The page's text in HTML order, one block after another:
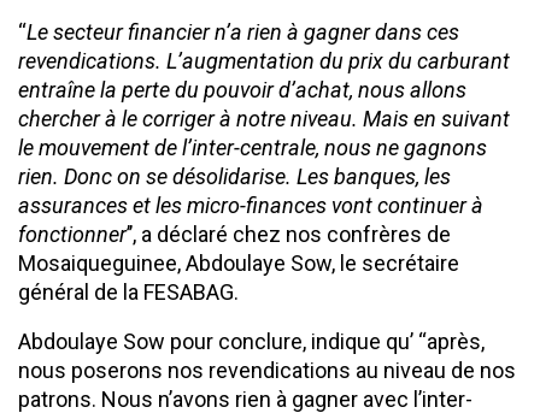
‘‘Le secteur financier n’a rien à gagner dans ces
revendications. L’augmentation du prix du carburant
entraîne la perte du pouvoir d’achat, nous allons
chercher à le corriger à notre niveau. Mais en suivant
le mouvement de l’inter-centrale, nous ne gagnons
rien. Donc on se désolidarise. Les banques, les
assurances et les micro-finances vont continuer à
fonctionner’’, a déclaré chez nos confrères de
Mosaiqueguinee, Abdoulaye Sow, le secrétaire
général de la FESABAG.
Abdoulaye Sow pour conclure, indique qu’ ‘‘après,
nous poserons nos revendications au niveau de nos
patrons. Nous n’avons rien à gagner avec l’inter-